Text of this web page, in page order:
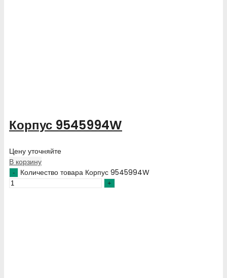
Корпус 9545994W
Цену уточняйте
В корзину
Количество товара Корпус 9545994W